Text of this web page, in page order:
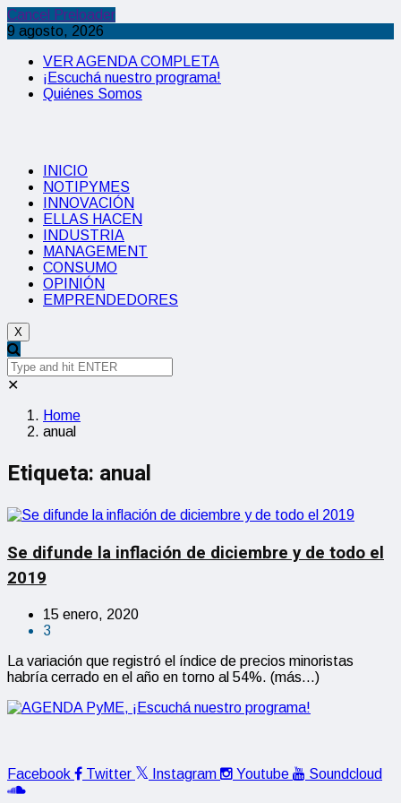
Cancel Preloader
9 agosto, 2026
VER AGENDA COMPLETA
¡Escuchá nuestro programa!
Quiénes Somos
INICIO
NOTIPYMES
INNOVACIÓN
ELLAS HACEN
INDUSTRIA
MANAGEMENT
CONSUMO
OPINIÓN
EMPRENDEDORES
X
✕
Home
anual
Etiqueta: anual
Se difunde la inflación de diciembre y de todo el
2019
15 enero, 2020
3
La variación que registró el índice de precios minoristas
habría cerrado en el año en torno al 54%. (más…)
Facebook Twitter Instagram Youtube Soundcloud